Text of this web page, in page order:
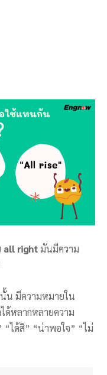
all rightมันมีความ
น มีความหมายใน
ด้หลากหลายความ
“ได้สิ” “น่าพอใจ” “ไม่